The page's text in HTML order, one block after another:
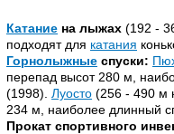
Катание на лыжах (192 -
подходят для катания
Горнолыжные спуски:
перепад высот 280 м,
(1998). Луосто (256 - 490 м
234 м, наиболее длинный
Прокат спортивного